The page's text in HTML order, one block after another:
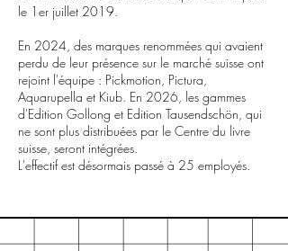
le 1er juillet 2019.
En 2024, des marques renommées qui avaient
perdu de leur présence sur le marché suisse ont
rejoint l'équipe : Pickmotion, Pictura,
Aquarupella et Kiub. En 2026, les gammes
d'Edition Gollong et Edition Tausendschön, qui
ne sont plus distribuées par le Centre du livre
suisse, seront intégrées.
L'effectif est désormais passé à 25 employés.